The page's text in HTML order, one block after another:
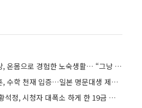
‘해피투게더’ 안내상, 온몸으로 경험한 노숙생활… “그냥 밟고 지나간다”
‘해피투게더’ 김정훈, 수학 천재 입증…일본 명문대생 제치고 2년 연속 퀴즈 우승
'해피투게더' 우현·황석정, 시청자 대폭소 하게 한 19금 질문·반응 "어쩌라고"